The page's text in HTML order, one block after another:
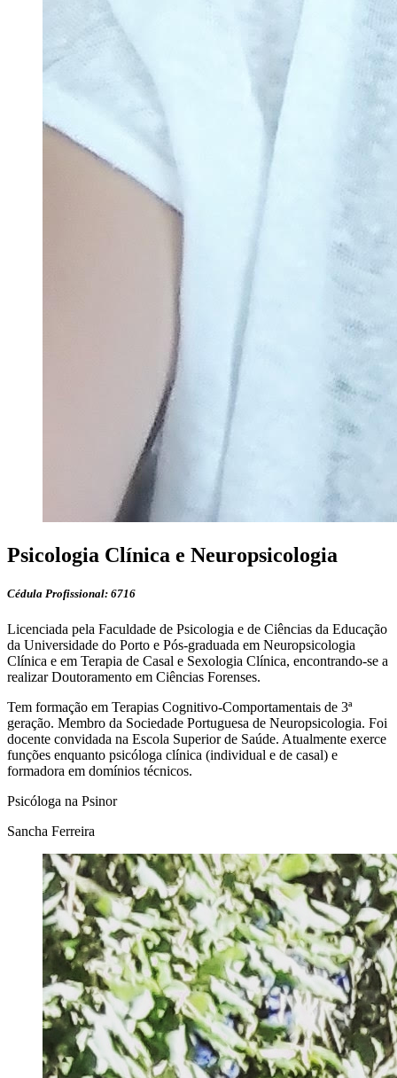
Psicologia Clínica e Neuropsicologia
Cédula Profissional: 6716
Licenciada pela Faculdade de Psicologia e de Ciências da Educação
da Universidade do Porto e Pós-graduada em Neuropsicologia
Clínica e em Terapia de Casal e Sexologia Clínica, encontrando-se a
realizar Doutoramento em Ciências Forenses.
Tem formação em Terapias Cognitivo-Comportamentais de 3ª
geração. Membro da Sociedade Portuguesa de Neuropsicologia. Foi
docente convidada na Escola Superior de Saúde. Atualmente exerce
funções enquanto psicóloga clínica (individual e de casal) e
formadora em domínios técnicos.
Psicóloga na Psinor
Sancha Ferreira